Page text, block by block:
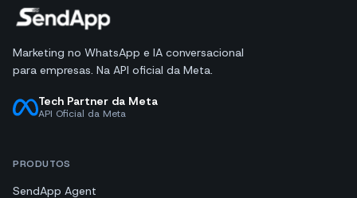
Marketing no WhatsApp e IA conversacional
para empresas. Na API oficial da Meta.
Tech Partner da Meta
API Oficial da Meta
PRODUTOS
SendApp Agent